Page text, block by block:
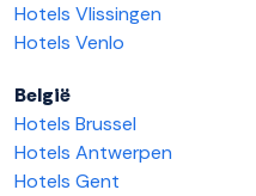
Hotels Vlissingen
Hotels Venlo
België
Hotels Brussel
Hotels Antwerpen
Hotels Gent